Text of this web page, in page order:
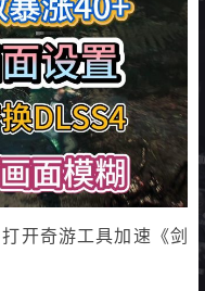
开奇游工具加速《剑